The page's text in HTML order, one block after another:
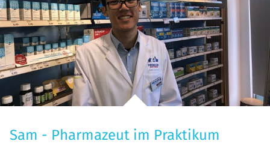
Sam - Pharmazeut im Praktikum